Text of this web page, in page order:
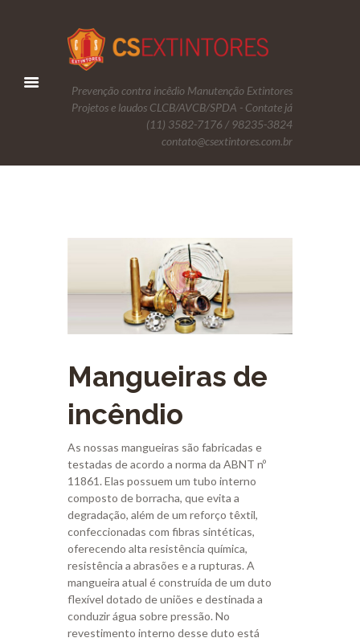
Prevenção contra incêdio Manutenção Extintores
Projetos e laudos CLCB/AVCB/SPDA - Contate já
(11) 3582-7176 / 98235-3824
contato@csextintores.com.br
Mangueiras de
incêndio
As nossas mangueiras são fabricadas e
testadas de acordo a norma da ABNT nº
11861. Elas possuem um tubo interno
composto de borracha, que evita a
degradação, além de um reforço têxtil,
confeccionadas com fibras sintéticas,
oferecendo alta resistência química,
resistência a abrasões e a rupturas. A
mangueira atual é construída de um duto
flexível dotado de uniões e destinada a
conduzir água sobre pressão. No
revestimento interno desse duto está